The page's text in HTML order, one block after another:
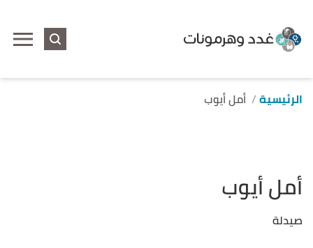
الرئيسية أمل أيوب
أمل أيوب
صيدلة